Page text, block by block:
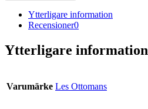
Ytterligare information
Recensioner0
Ytterligare information
Varumärke Les Ottomans